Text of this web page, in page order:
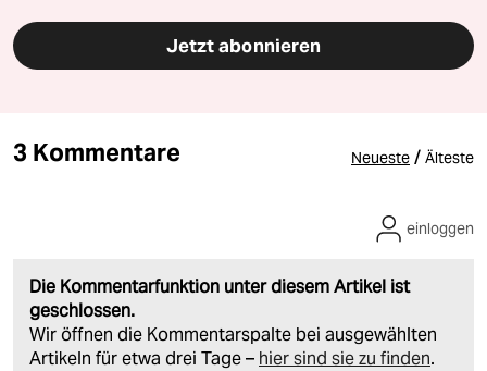
Jetzt abonnieren
3 Kommentare Neueste / Älteste
Die Kommentarfunktion unter diesem Artikel ist
geschlossen.
Wir öffnen die Kommentarspalte bei ausgewählten
Artikeln für etwa drei Tage – hier sind sie zu finden.
einloggen